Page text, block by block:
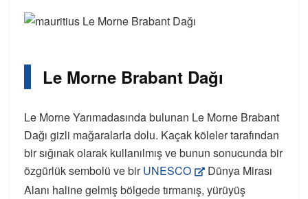
Le Morne Brabant Dağı
Le Morne Yarımadasında bulunan Le Morne Brabant
Dağı gizli mağaralarla dolu. Kaçak köleler tarafından
bir sığınak olarak kullanılmış ve bunun sonucunda bir
özgürlük sembolü ve birUNESCO
Dünya Mirası
Alanı haline gelmiş bölgede tırmanış, yürüyüş